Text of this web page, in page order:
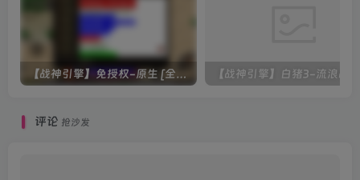
【战神引擎】免授权-原生 [全屏自动拾取] 插件 + 配置教程（更新修复版，具体自测）
评论 抢沙发